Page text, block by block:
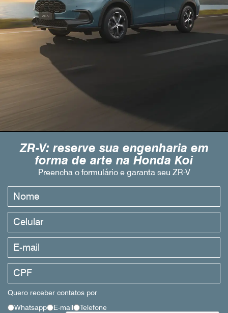
ZR-V: reserve sua engenharia em
forma de arte na Honda Koi
Preencha o formulário e garanta seu ZR-V
Quero receber contatos por
Whatsapp E-mail Telefone